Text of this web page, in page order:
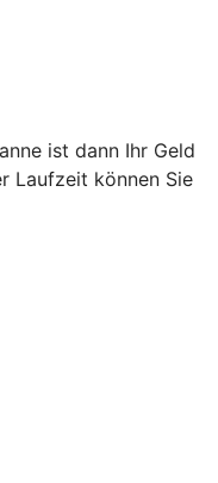
ist dann Ihr Geld
Laufzeit können Sie